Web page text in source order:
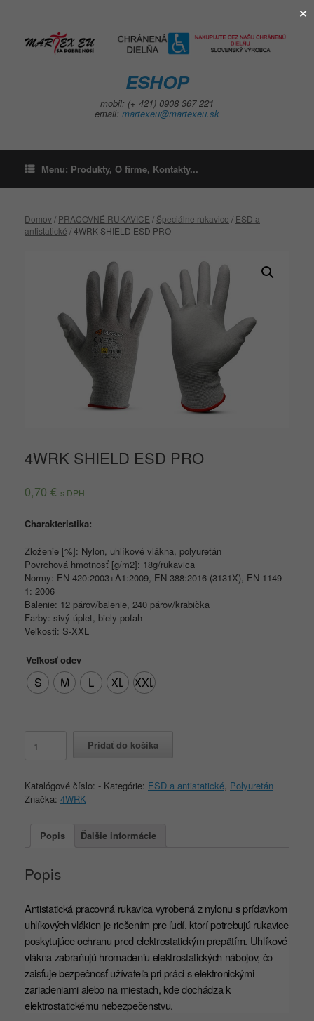
ESHOP
mobil: (+ 421) 0908 367 221
email: martexeu@martexeu.sk
Menu: Produkty, O firme, Kontakty...
Domov/ PRACOVNÉ RUKAVICE / Špeciálne rukavice / ESD a
antistatické / 4WRK SHIELD ESD PRO
4WRK SHIELD ESD PRO
0,70 € s DPH
Charakteristika:
Zloženie [%]: Nylon, uhlíkové vlákna, polyuretán
Povrchová hmotnosť [g/m2]: 18g/rukavica
Normy: EN 420:2003+A1:2009, EN 388:2016 (3131X), EN 1149-
1: 2006
Balenie: 12 párov/balenie, 240 párov/krabička
Farby: sivý úplet, biely poťah
Veľkosti: S-XXL
Veľkosť odev
S M L XL XXL
4WRK
PRO
Pridať do košíka
Katalógové číslo: - Kategórie: ESD a antistatické, Polyuretán
Značka: 4WRK
Popis Ďalšie informácie
Popis
Antistatická pracovná rukavica vyrobená z nylonu s prídavkom
uhlíkových vlákien je riešením pre ľudí, ktorí potrebujú rukavice
poskytujúce ochranu pred elektrostatickým prepätím. Uhlíkové
vlákna zabraňujú hromadeniu elektrostatických nábojov, čo
zaisťuje bezpečnosť užívateľa pri práci s elektronickými
zariadeniami alebo na miestach, kde dochádza k
elektrostatickému nebezpečenstvu.
×